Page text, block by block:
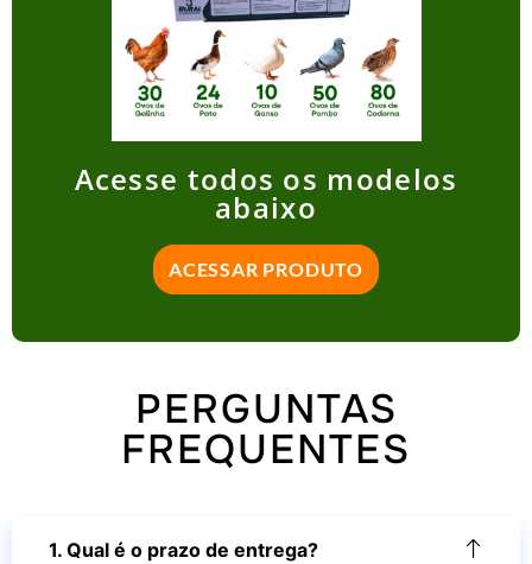
Acesse todos os modelos
abaixo
ACESSAR PRODUTO
PERGUNTAS
FREQUENTES
1. Qual é o prazo de entrega?